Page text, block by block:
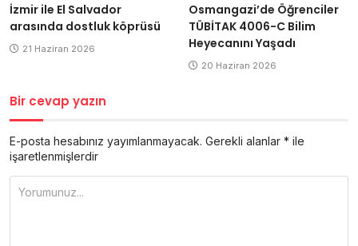
İzmir ile El Salvador
arasında dostluk köprüsü
21 Haziran 2026
Osmangazi’de Öğrenciler
TÜBİTAK 4006-C Bilim
Heyecanını Yaşadı
20 Haziran 2026
Bir cevap yazın
E-posta hesabınız yayımlanmayacak. Gerekli alanlar * ile
işaretlenmişlerdir